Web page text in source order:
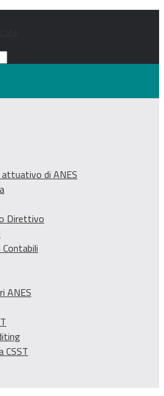
di ANES
Direttivo
ANES
CSST